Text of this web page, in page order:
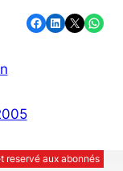
Partager sur Facebook Partager sur LinkedIn Partager sur X Partager sur WhatsApp
reservé aux abonnés